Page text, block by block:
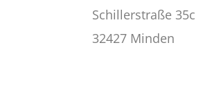
Schillerstraße 35c
32427 Minden